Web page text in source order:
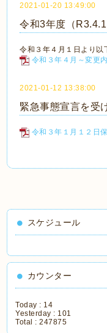
2021-01-20 13:49:00
令和3年度（
令和３年４月１日より以
令和３年４月～変更
2021-01-12 13:38:00
緊急事態宣言を受
令和３年１月１２日
スケジュール
カウンター
Today : 14
Yesterday : 101
Total :247875